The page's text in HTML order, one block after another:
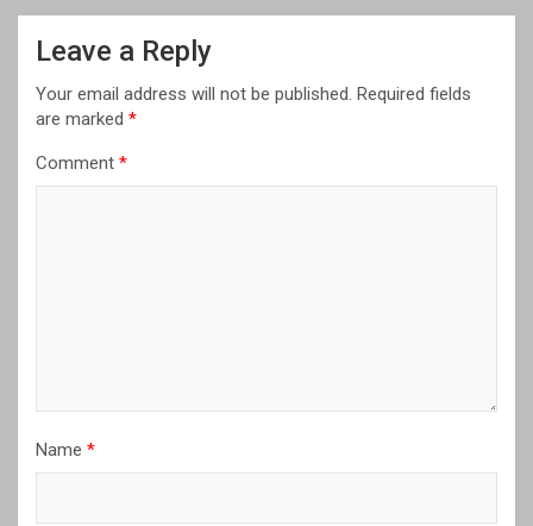
Leave a Reply
Your email address will not be published. Required fields
are marked *
Comment *
Name *